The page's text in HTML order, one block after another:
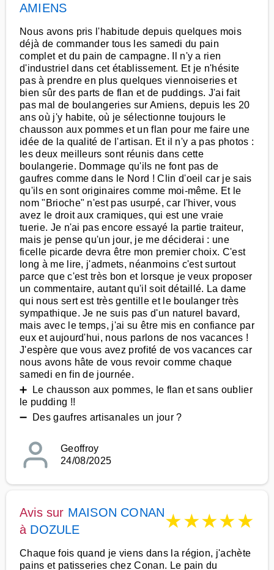
AMIENS
Nous avons pris l'habitude depuis quelques mois
déjà de commander tous les samedi du pain
complet et du pain de campagne. Il n'y a rien
d'industriel dans cet établissement. Et je n'hésite
pas à prendre en plus quelques viennoiseries et
bien sûr des parts de flan et de puddings. J'ai fait
pas mal de boulangeries sur Amiens, depuis les 20
ans où j'y habite, où je sélectionne toujours le
chausson aux pommes et un flan pour me faire une
idée de la qualité de l'artisan. Et il n'y a pas photos :
les deux meilleurs sont réunis dans cette
boulangerie. Dommage qu'ils ne font pas de
gaufres comme dans le Nord ! Clin d'oeil car je sais
qu'ils en sont originaires comme moi-même. Et le
nom "Brioche" n'est pas usurpé, car l'hiver, vous
avez le droit aux cramiques, qui est une vraie
tuerie. Je n'ai pas encore essayé la partie traiteur,
mais je pense qu'un jour, je me déciderai : une
ficelle picarde devra être mon premier choix. C'est
long à me lire, j'admets, néanmoins c'est surtout
parce que c'est très bon et lorsque je veux proposer
un commentaire, autant qu'il soit détaillé. La dame
qui nous sert est très gentille et le boulanger très
sympathique. Je ne suis pas d'un naturel bavard,
mais avec le temps, j'ai su être mis en confiance par
eux et aujourd'hui, nous parlons de nos vacances !
J'espère que vous avez profité de vos vacances car
nous avons hâte de vous revoir comme chaque
samedi en fin de journée.
➕ Le chausson aux pommes, le flan et sans oublier
le pudding !!
➖ Des gaufres artisanales un jour ?
Geoffroy
24/08/2025
Avis sur MAISON CONAN
à DOZULE ★★★★★
Chaque fois quand je viens dans la région, j'achète
pains et patisseries chez Conan. Le pain du